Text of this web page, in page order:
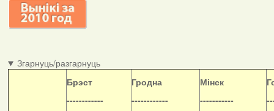
Згарнуць/разгарнуць
Брэст
------------
Гродна
------------
Мінск
-----------